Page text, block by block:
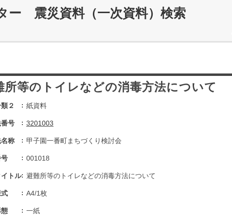
ー 震災資料（一次資料）検索
所等のトイレなどの消毒方法について
２ 紙資料
号 3201003
称 甲子園一番町まちづくり検討会
001018
トル 避難所等のトイレなどの消毒方法について
A4/1枚
一紙